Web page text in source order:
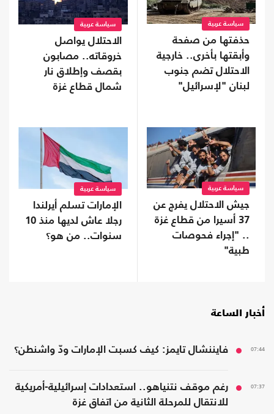
سياسة عربية
حذفتها من صفحة
وأبقتها بأخرى.. خارجية
الاحتلال تضم جنوب
لبنان "لإسرائيل"
سياسة عربية
الاحتلال يواصل
خروقاته.. مصابون
بقصف وإطلاق نار
شمال قطاع غزة
سياسة عربية
جيش الاحتلال يفرج عن
37 أسيرا من قطاع غزة
.. "إجراء فحوصات
طبية"
سياسة عربية
الإمارات تسلم أيرلندا
رجلا عاش لديها منذ 10
سنوات.. من هو؟
أخبار الساعة
07:44 فايننشال تايمز: كيف كسبت الإمارات ودّ واشنطن؟
07:37
رغم موقف نتنياهو.. استعدادات إسرائيلية-أمريكية
للانتقال للمرحلة الثانية من اتفاق غزة